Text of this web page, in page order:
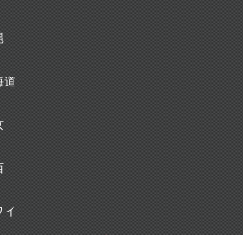
道
イ